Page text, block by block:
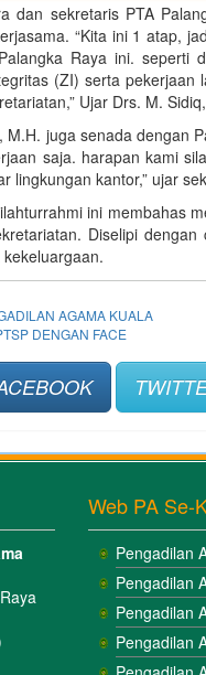
dan sekretaris PTA
“Kita ini 1 atap,
Raya ini. seperti
(ZI) serta
Ujar Drs. M.
M.H. juga senada dengan
saja. harapan kami
lingkungan kantor,” ujar
ini membahas
Diselipi
AGAMA KUALA
DENGAN FACE
Web PA Se-
Pengadilan
Pengadilan
Pengadilan
Pengadilan